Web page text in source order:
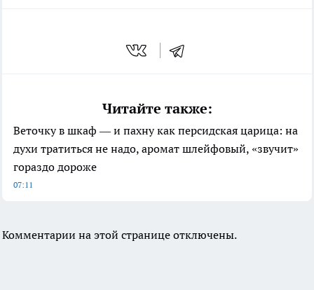
Читайте также:
Веточку в шкаф — и пахну как персидская царица: на
духи тратиться не надо, аромат шлейфовый, «звучит»
гораздо дороже
07:11
Комментарии на этой странице отключены.